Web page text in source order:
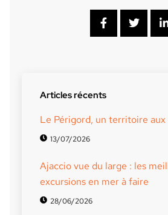
Articles récents
Le Périgord, un territoire aux
13/07/2026
Ajaccio vue du large : les
excursions en mer à faire
28/06/2026